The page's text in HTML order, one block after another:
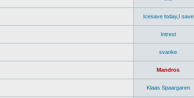
Icesave today,I save
Intrest
svanke
Mandros
Klaas Spaargaren